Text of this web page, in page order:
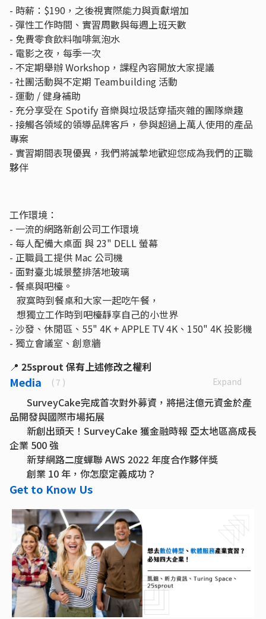
- 時薪：$190，之後視實際能力與貢獻增加
- 彈性工作時間、實習周數與每週上班天數
- 免費零食飲料咖啡氣泡水
- 電影之夜，每季一次
- 不定期舉辦 Workshop，課程內容開放大家提議
- 社團活動與不定期 Teambuilding 活動
- 運動 / 健身補助
- 充分享受在 Spotify 音樂與垃圾話穿插夾雜的團隊樂趣
- 接觸各領域的領導品牌客戶，參與超過上萬人使用的產品
專案
- 實習期間表現優異，我們將誠摯地歡迎您成為我們的正職
夥伴
工作環境：
- 一流的網路新創公司工作環境
- 每人配備大桌面 與 23" DELL 螢幕
- 正職員工提供 Mac 公司機
- 面對臺北城景整排落地玻璃
- 餐桌與吧檯。
寂寞時到餐桌和大家一起吃午餐，
想獨立工作時到吧檯靜享自己的小世界
- 沙發、休閒區、55" 4K + APPLE TV 4K、150" 4K 投影機
- 獨立會議室、創意牆
📍 25sprout 保有上述修改之權利
Media ( 7 ) Expand
SurveyCake完成首次對外募資，將挹注億元資金於產
品開發與國際市場拓展
新創出頭天！SurveyCake 獲金融時報 亞太地區高成長
企業 500 強
新芽網路二度蟬聯 AWS 2022 年度合作夥伴獎
創業 10 年，你怎麼定義成功？
做巨頭做不到的事 SurveyCake 的差異化創新
最酷的台灣網路新創
25sprout 新芽第七間辦公室開箱！
Get to Know Us